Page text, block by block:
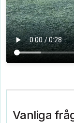
Vanliga